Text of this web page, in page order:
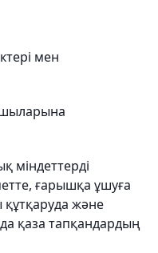
мен
міндеттерді
ғарышқа ұшуға
және
қаза тапқандардың